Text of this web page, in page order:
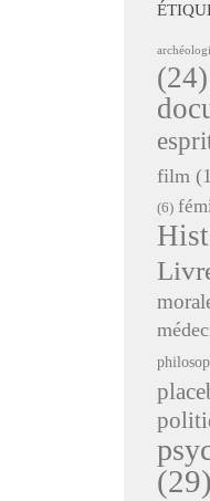
(24)
film
(6)
(29)